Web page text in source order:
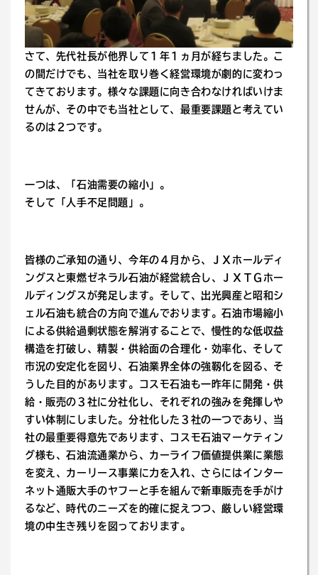
さて、先代社長が他界して１年１ヵ月が経ちました。こ
の間だけでも、当社を取り巻く経営環境が劇的に変わっ
てきております。様々な課題に向き合わなければいけま
せんが、その中でも当社として、最重要課題と考えてい
るのは２つです。
一つは、「石油需要の縮小」。
そして「人手不足問題」。
皆様のご承知の通り、今年の４月から、ＪＸホールディ
ングスと東燃ゼネラル石油が経営統合し、ＪＸＴＧホー
ルディングスが発足します。そして、出光興産と昭和シ
ェル石油も統合の方向で進んでおります。石油市場縮小
による供給過剰状態を解消することで、慢性的な低収益
構造を打破し、精製・供給面の合理化・効率化、そして
市況の安定化を図り、石油業界全体の強靱化を図る、そ
うした目的があります。コスモ石油も一昨年に開発・供
給・販売の３社に分社化し、それぞれの強みを発揮しや
すい体制にしました。分社化した３社の一つであり、当
社の最重要得意先であります、コスモ石油マーケティン
グ様も、石油流通業から、カーライフ価値提供業に業態
を変え、カーリース事業に力を入れ、さらにはインター
ネット通販大手のヤフーと手を組んで新車販売を手がけ
るなど、時代のニーズを的確に捉えつつ、厳しい経営環
境の中生き残りを図っております。